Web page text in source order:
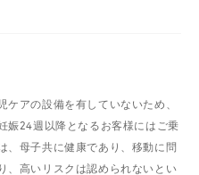
ケアの設備を有していないため、
娠24週以降となるお客様にはご乗
、母子共に健康であり、移動に問
、高いリスクは認められないとい